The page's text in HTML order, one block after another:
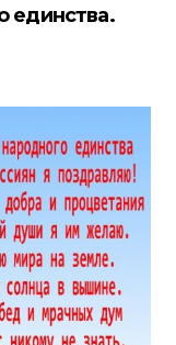
единства.